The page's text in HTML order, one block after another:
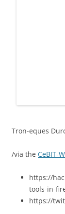
Tron-eques
/via the CeBIT-
https://
tools-in-
https://